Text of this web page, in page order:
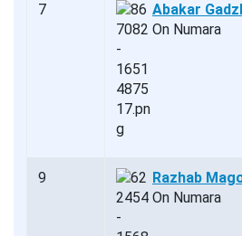
7
Abakar
On Numara
9
Razhab
On Numara